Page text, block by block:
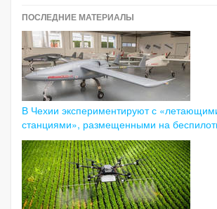
ПОСЛЕДНИЕ МАТЕРИАЛЫ
В Чехии экспериментируют с
станциями», размещенными на